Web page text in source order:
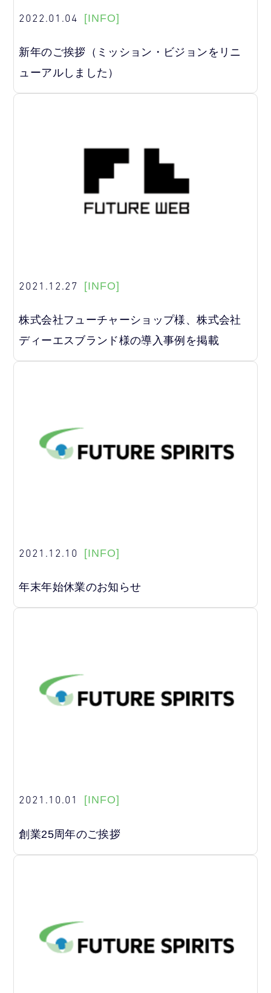
2022.01.04 [INFO]
新年のご挨拶（ミッション・ビジョンをリニ
ューアルしました）
2021.12.27 [INFO]
株式会社フューチャーショップ様、株式会社
ディーエスブランド様の導入事例を掲載
2021.12.10 [INFO]
年末年始休業のお知らせ
2021.10.01 [INFO]
創業25周年のご挨拶